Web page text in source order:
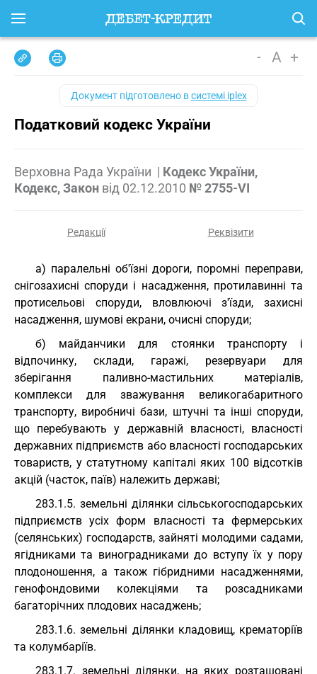
- A +
Документ підготовлено всистемі iplex
Податковий кодекс України
Верховна Рада України | Кодекс України,
Кодекс, Закон від 02.12.2010 № 2755-VI
Редакції Реквізити
а) паралельні об'їзні дороги, поромні переправи,
снігозахисні споруди і насадження, протилавинні та
протисельові споруди, вловлюючі з'їзди, захисні
насадження, шумові екрани, очисні споруди;
б) майданчики для стоянки транспорту і
відпочинку, склади, гаражі, резервуари для
зберігання паливно-мастильних матеріалів,
комплекси для зважування великогабаритного
транспорту, виробничі бази, штучні та інші споруди,
що перебувають у державній власності, власності
державних підприємств або власності господарських
товариств, у статутному капіталі яких 100 відсотків
акцій (часток, паїв) належить державі;
283.1.5. земельні ділянки сільськогосподарських
підприємств усіх форм власності та фермерських
(селянських) господарств, зайняті молодими садами,
ягідниками та виноградниками до вступу їх у пору
плодоношення, а також гібридними насадженнями,
генофондовими колекціями та розсадниками
багаторічних плодових насаджень;
283.1.6. земельні ділянки кладовищ, крематоріїв
та колумбаріїв.
283.1.7. земельні ділянки, на яких розташовані